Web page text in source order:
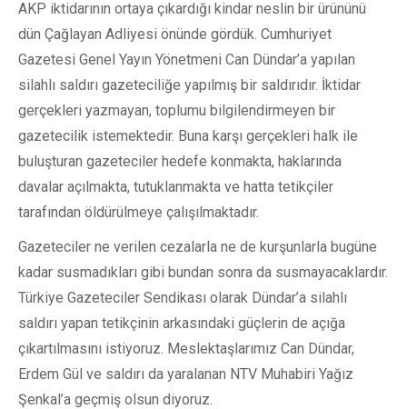
AKP iktidarının ortaya çıkardığı kindar neslin bir ürününü
dün Çağlayan Adliyesi önünde gördük. Cumhuriyet
Gazetesi Genel Yayın Yönetmeni Can Dündar’a yapılan
silahlı saldırı gazeteciliğe yapılmış bir saldırıdır. İktidar
gerçekleri yazmayan, toplumu bilgilendirmeyen bir
gazetecilik istemektedir. Buna karşı gerçekleri halk ile
buluşturan gazeteciler hedefe konmakta, haklarında
davalar açılmakta, tutuklanmakta ve hatta tetikçiler
tarafından öldürülmeye çalışılmaktadır.
Gazeteciler ne verilen cezalarla ne de kurşunlarla bugüne
kadar susmadıkları gibi bundan sonra da susmayacaklardır.
Türkiye Gazeteciler Sendikası olarak Dündar’a silahlı
saldırı yapan tetikçinin arkasındaki güçlerin de açığa
çıkartılmasını istiyoruz. Meslektaşlarımız Can Dündar,
Erdem Gül ve saldırı da yaralanan NTV Muhabiri Yağız
Şenkal’a geçmiş olsun diyoruz.